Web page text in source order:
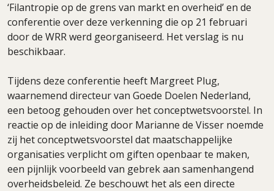
‘Filantropie op de grens van markt en overheid’ en de
conferentie over deze verkenning die op 21 februari
door de WRR werd georganiseerd. Het verslag is nu
beschikbaar.
Tijdens deze conferentie heeft Margreet Plug,
waarnemend directeur van Goede Doelen Nederland,
een betoog gehouden over het conceptwetsvoorstel. In
reactie op de inleiding door Marianne de Visser noemde
zij het conceptwetsvoorstel dat maatschappelijke
organisaties verplicht om giften openbaar te maken,
een pijnlijk voorbeeld van gebrek aan samenhangend
overheidsbeleid. Ze beschouwt het als een directe